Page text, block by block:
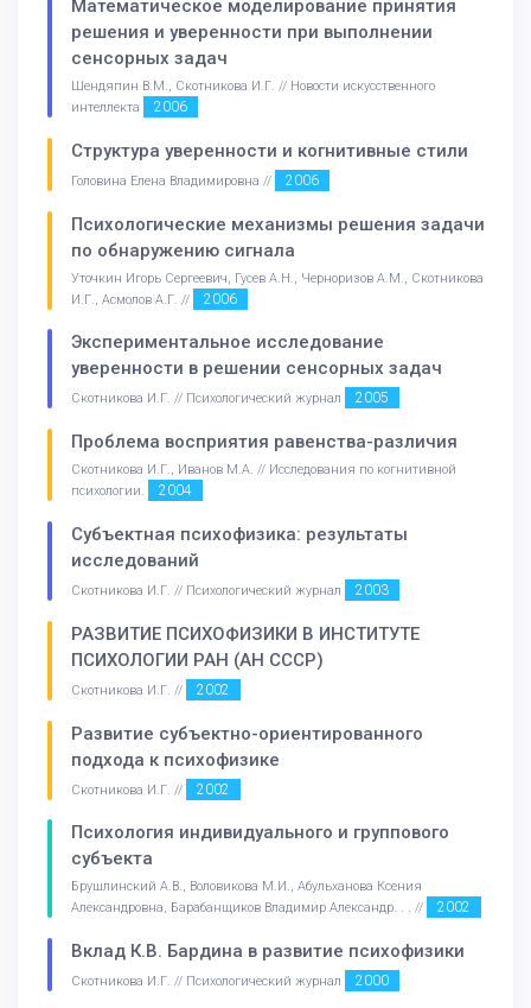
Математическое моделирование принятия
решения и уверенности при выполнении
сенсорных задач
Шендяпин В.М., Скотникова И.Г. // Новости искусственного
интеллекта
2006
Структура уверенности и когнитивные стили
Головина Елена Владимировна // 2006
Психологические механизмы решения задачи
по обнаружению сигнала
Уточкин Игорь Сергеевич, Гусев А.Н., Черноризов А.М., Скотникова
И.Г., Асмолов А.Г. //
2006
Экспериментальное исследование
уверенности в решении сенсорных задач
Скотникова И.Г. // Психологический журнал 2005
Проблема восприятия равенства-различия
Скотникова И.Г., Иванов М.А. // Исследования по когнитивной
психологии.
2004
Субъектная психофизика: результаты
исследований
Скотникова И.Г. // Психологический журнал 2003
РАЗВИТИЕ ПСИХОФИЗИКИ В ИНСТИТУТЕ
ПСИХОЛОГИИ РАН (АН СССР)
Скотникова И.Г. // 2002
Развитие субъектно-ориентированного
подхода к психофизике
Скотникова И.Г. // 2002
Психология индивидуального и группового
субъекта
Брушлинский А.В., Воловикова М.И., Абульханова Ксения
Александровна, Барабанщиков Владимир Александр. . . //
2002
Вклад К.В. Бардина в развитие психофизики
Скотникова И.Г. // Психологический журнал 2000